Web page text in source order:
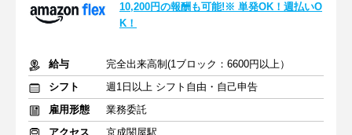
10,200円の報酬も可能!※ 単発OK！週払いO
K！
給与
完全出来高制(1ブロック：6600円以上）
シフト
週1日以上 シフト自由・自己申告
雇用形態
業務委託
アクセス
京成関屋駅